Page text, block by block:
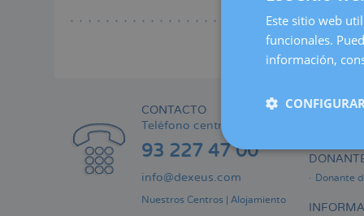
a
la
CONTACTO
Teléfono centralita:
93 227 47 00
info@dexeus.com
Nuestros Centros Alojamiento
ÁREA
Donante
Este sitio web
funcionales.
información,